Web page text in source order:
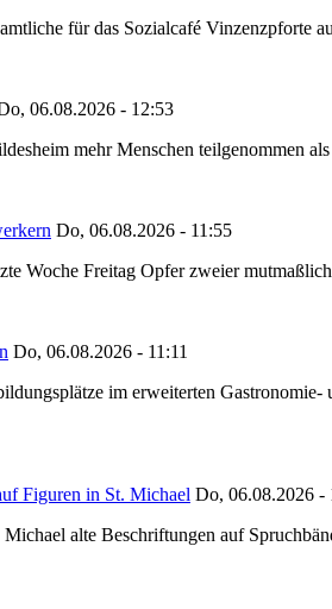
für das Sozialcafé Vinzenzpforte
06.08.2026 - 12:53
mehr Menschen teilgenommen
Do, 06.08.2026 - 11:55
Woche Freitag Opfer zweier
Do, 06.08.2026 - 11:11
im erweiterten
Figuren in St. Michael Do, 06.08.2026 -
alte Beschriftungen auf